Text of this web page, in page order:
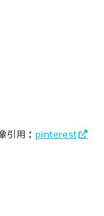
引用： pinterest